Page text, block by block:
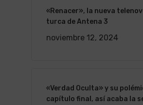
«Renacer», la nueva
turca de Antena 3
noviembre 12, 2024
«Verdad Oculta» y su
capítulo final, así acaba la